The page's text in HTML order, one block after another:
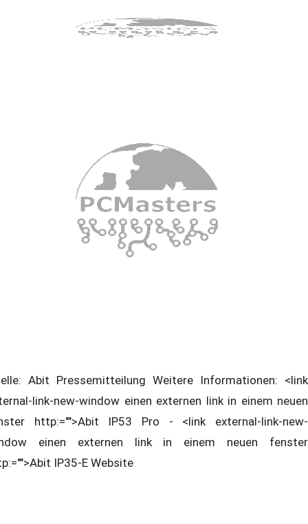
Abit Pressemitteilung Weitere Informationen: <link
link-new-window einen externen link in einem neuen
http:="">Abit IP53 Pro - <link external-link-new-
einen externen link in einem neuen fenster
IP35-E Website